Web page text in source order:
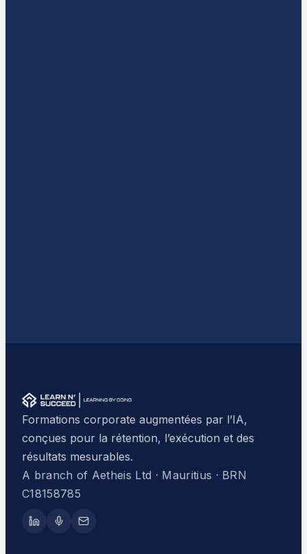
Formations corporate augmentées par l’IA,
conçues pour la rétention, l’exécution et des
résultats mesurables.
A branch of Aetheis Ltd · Mauritius · BRN
C18158785